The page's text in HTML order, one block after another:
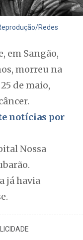
Redes
em Sangão,
morreu na
de maio,
notícias por
Nossa
já havia